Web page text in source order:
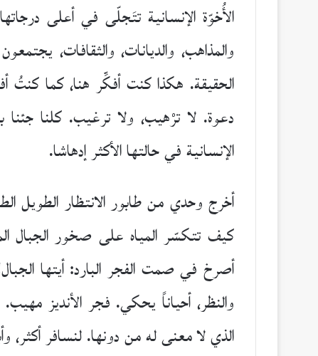
الأُخوّة الإنسانية تتَجلّى في أعلى
والمذاهب، والديانات، والثقافات،
الحقيقة. هكذا كنت أفكِّر هنا، كما كنتُ
دعوة. لا ترْهيب، ولا ترغيب. كلنا جئنا
الإنسانية في حالتها الأكثر إدهاشا.
أخرج وحدي من طابور الانتظار
كيف تتكسّر المياه على صخور الجبال
أصرخ في صمت الفجر البارد: أيتها
والنظر، أحياناً يحكي. فجر الأنديز
الذي لا معنى له من دونها. لنسافر